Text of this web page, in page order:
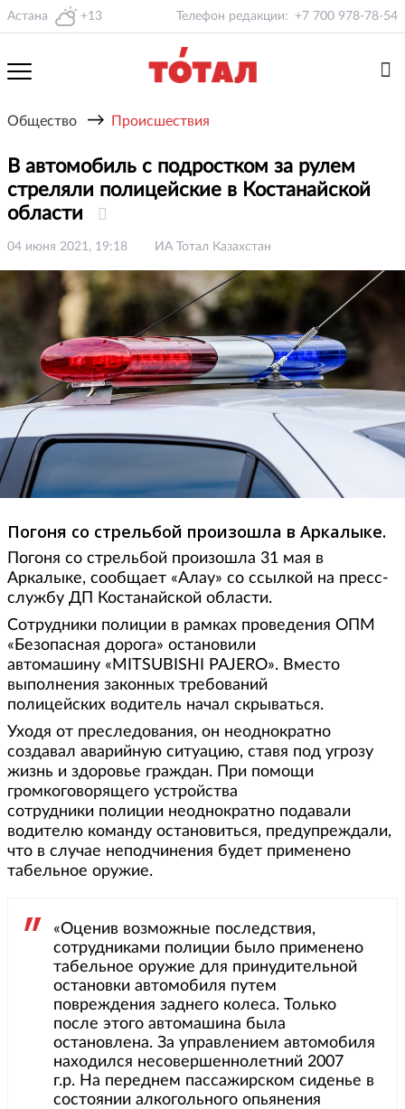
Астана +13 Телефон редакции: +7 700 978-78-54
Общество → Происшествия
В автомобиль с подростком за рулем
стреляли полицейские в Костанайской
области
04 июня 2021, 19:18 ИА Тотал Казахстан
Погоня со стрельбой произошла в Аркалыке.
Погоня со стрельбой произошла 31 мая в
Аркалыке, сообщает «Алау» со ссылкой на пресс-
службу ДП Костанайской области.
Сотрудники полиции в рамках проведения ОПМ
«Безопасная дорога» остановили
автомашину «MITSUBISHI PAJERO». Вместо
выполнения законных требований
полицейских водитель начал скрываться.
Уходя от преследования, он неоднократно
создавал аварийную ситуацию, ставя под угрозу
жизнь и здоровье граждан. При помощи
громкоговорящего устройства
сотрудники полиции неоднократно подавали
водителю команду остановиться, предупреждали,
что в случае неподчинения будет применено
табельное оружие.
«Оценив возможные последствия,
сотрудниками полиции было применено
табельное оружие для принудительной
остановки автомобиля путем
повреждения заднего колеса. Только
после этого автомашина была
остановлена. За управлением автомобиля
находился несовершеннолетний 2007
г.р. На переднем пассажирском сиденье в
состоянии алкогольного опьянения